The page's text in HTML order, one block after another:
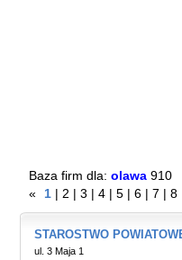
Baza firm dla: olawa 910
«
1 2 3 4 5 6 7 8
STAROSTWO
ul. 3 Maja 1